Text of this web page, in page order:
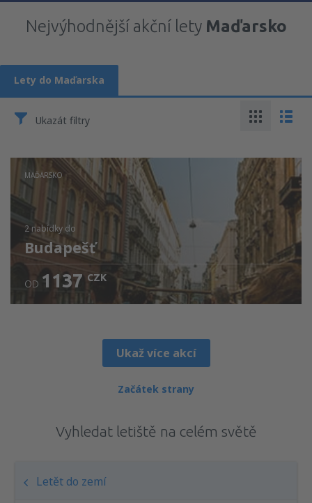
Nejvýhodnější akční lety Maďarsko
Lety do Maďarska
Ukazát filtry
MAĎARSKO
2 nabídky do
Budapešť
OD 1137 CZK
Ukaž více akcí
Začátek strany
Vyhledat letiště na celém světě
Letět do zemí